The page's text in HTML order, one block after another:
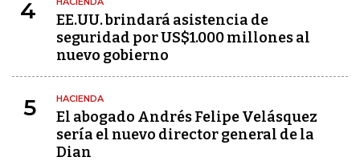
4
EE.UU. brindará asistencia de
seguridad por US$1.000 millones al
nuevo gobierno
5 HACIENDA
El abogado Andrés Felipe Velásquez
sería el nuevo director general de la
Dian